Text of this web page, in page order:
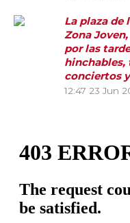
La plaza de
Zona
por las
hinchables,
conciertos
12:47 23 Jun